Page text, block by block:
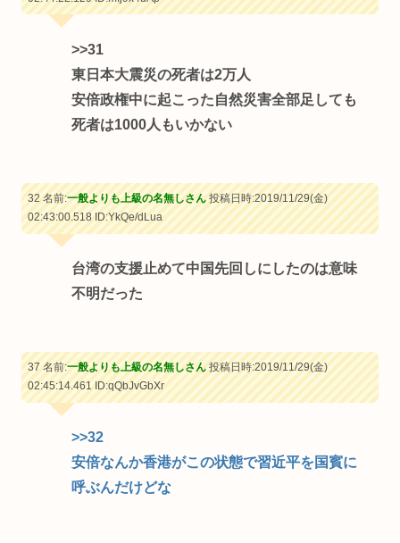
>>31
東日本大震災の死者は2万人
安倍政権中に起こった自然災害全部足しても
死者は1000人もいかない
32 名前:一般よりも上級の名無しさん投稿日時:2019/11/29(金)
02:43:00.518ID:YkQe/dLua
台湾の支援止めて中国先回しにしたのは意味
不明だった
37 名前:一般よりも上級の名無しさん投稿日時:2019/11/29(金)
02:45:14.461ID:qQbJvGbXr
>>32
安倍なんか香港がこの状態で習近平を国賓に
呼ぶんだけどな